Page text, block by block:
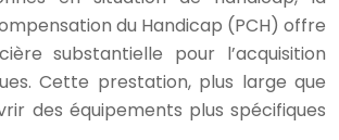
du Handicap (PCH) offre
substantielle pour l’acquisition
Cette prestation, plus large que
des équipements plus spécifiques